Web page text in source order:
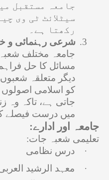
جامعہ مستقبل
سیٹلائٹ ٹی وی
رکھتا ہے۔
3.
شرعی رہنمائی و
جامعہ مختلف
مسائل کا حل فراہم
دیگر متعلقہ شعبوں
کو اسلامی
جاتی ہے، تاکہ وہ
میں درست فیصلے
جامعہ اور ادارے:
تعلیمی شعبہ جات:
·
درس نظامی
·
معہد الرشید